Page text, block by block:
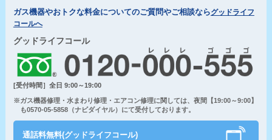
ガス機器やおトクな料金についてのご質問やご相談ならグッドライフ
コールへ
グッドライフコール
[受付時間］全日 9:00～19:00
※ガス機器修理・水まわり修理・エアコン修理に関しては、夜間【19:00～9:00】
も0570-05-5858（ナビダイヤル）にて受付しております。
通話料無料(グッドライフコール)